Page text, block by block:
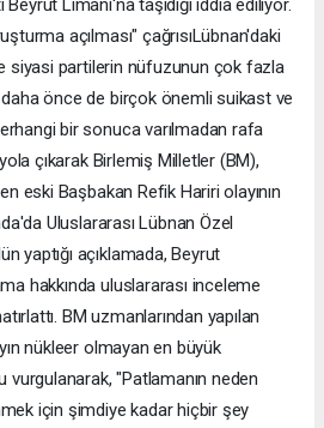
Limanı'na taşıdığı iddia ediliyor.
açılması" çağrısıLübnan'daki
siyasi partilerin nüfuzunun çok fazla
önce de birçok önemli suikast ve
bir sonuca varılmadan rafa
çıkarak Birlemiş Milletler (BM),
eski Başbakan Refik Hariri olayının
Uluslararası Lübnan Özel
yaptığı açıklamada, Beyrut
hakkında uluslararası inceleme
BM uzmanlarından yapılan
nükleer olmayan en büyük
"Patlamanın neden
için şimdiye kadar hiçbir şey